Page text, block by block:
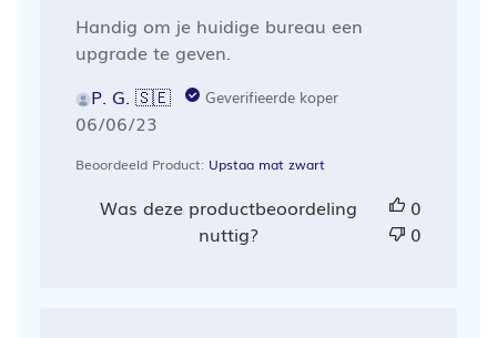
Handig om je huidige bureau een
upgrade te geven.
P. G. 🇸🇪
Geverifieerde koper
Publicatiedatum
06/06/23
Beoordeeld Product: Upstaa mat zwart
Was deze productbeoordeling
nuttig?
0
0